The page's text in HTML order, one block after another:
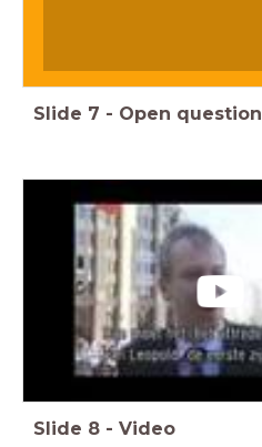
Slide 7 - Open question
Slide 8 - Video